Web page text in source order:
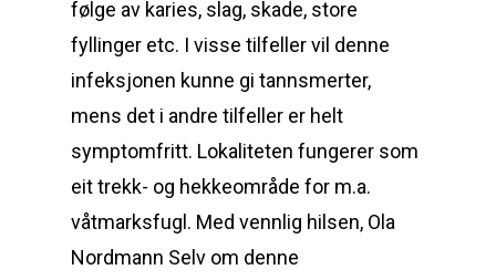
følge av karies, slag, skade, store
fyllinger etc. I visse tilfeller vil denne
infeksjonen kunne gi tannsmerter,
mens det i andre tilfeller er helt
symptomfritt. Lokaliteten fungerer som
eit trekk- og hekkeområde for m.a.
våtmarksfugl. Med vennlig hilsen, Ola
Nordmann Selv om denne